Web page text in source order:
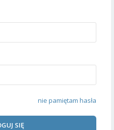
nie pamiętam hasła
SIĘ